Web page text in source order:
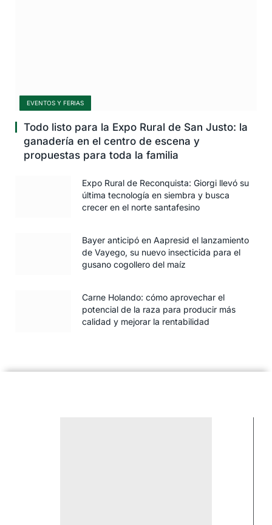
EVENTOS Y FERIAS
Todo listo para la Expo Rural de San Justo: la
ganadería en el centro de escena y
propuestas para toda la familia
Expo Rural de Reconquista: Giorgi llevó su
última tecnología en siembra y busca
crecer en el norte santafesino
Bayer anticipó en Aapresid el lanzamiento
de Vayego, su nuevo insecticida para el
gusano cogollero del maíz
Carne Holando: cómo aprovechar el
potencial de la raza para producir más
calidad y mejorar la rentabilidad